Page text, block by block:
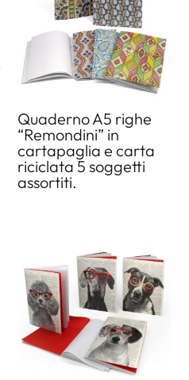
Quaderno A5 righe
“Remondini” in
cartapaglia e carta
riciclata 5 soggetti
assortiti.